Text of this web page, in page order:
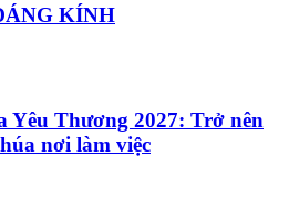
KÍNH
Yêu Thương 2027: Trở nên
nơi làm việc